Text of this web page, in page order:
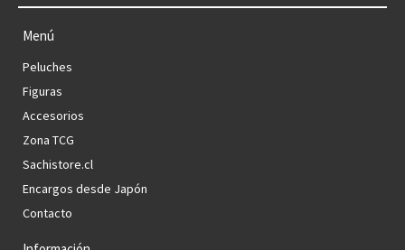
Menú
Peluches
Figuras
Accesorios
Zona TCG
Sachistore.cl
Encargos desde Japón
Contacto